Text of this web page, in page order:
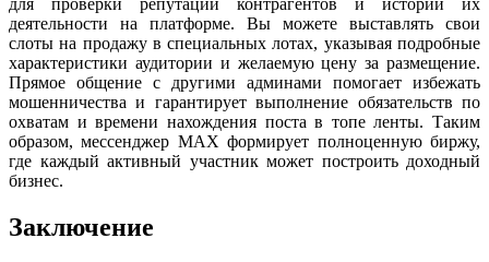
деятельности на платформе. Вы можете выставлять свои
слоты на продажу в специальных лотах, указывая подробные
характеристики аудитории и желаемую цену за размещение.
Прямое общение с другими админами помогает избежать
мошенничества и гарантирует выполнение обязательств по
охватам и времени нахождения поста в топе ленты. Таким
образом, мессенджер MAX формирует полноценную биржу,
где каждый активный участник может построить доходный
бизнес.
Заключение